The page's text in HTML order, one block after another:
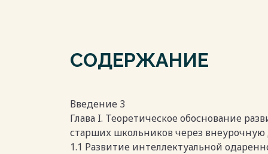
СОДЕРЖАНИЕ
Введение 3
Глава I. Теоретическое обоснование
старших школьников через внеурочную
1.1 Развитие интеллектуальной